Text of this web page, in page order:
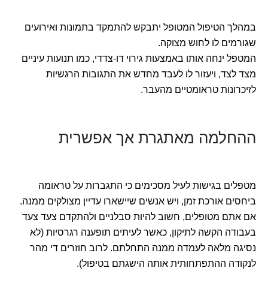
במהלך הטיפול המטופל יתבקש להתמקד בתמונות ואירועים
שגורמים לו לחוש מצוקה.
המטפל ינחה אותו באמצעות גירוי דו-צדדי, כמו תנועות עיניים
מצד לצד, ויעזור לו לעבד מחדש את התגובות הרגשיות
לזיכרונות טראומטיים מהעבר.
ההחלמה מאתגרת אך אפשרית
מטפלים בגישות לעיל מסכימים כי התגברות על טראומה
ביחסים אורכת זמן, ויש אנשים שיישארו עדיין מצולקים ממנה.
אם אתם מטופלים, חשוב להיות סבלניים ולהתקדם צעד צעד
בעבודה הקשה לתיקון, כאשר לעיתים תופענה רגרסיות (לא
נסיגה מלאה לעמדה ממנה התחלתם. לרוב חוזרים די מהר
לנקודה ההתפתחותית אותה הישגתם בטיפול).